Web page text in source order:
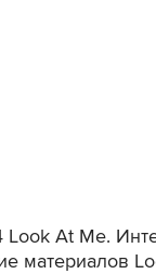
At Me.
материалов